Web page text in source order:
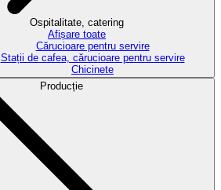
Ospitalitate, catering
Afișare toate
Cărucioare pentru servire
Stații de cafea, cărucioare pentru servire
Chicinete
Producție